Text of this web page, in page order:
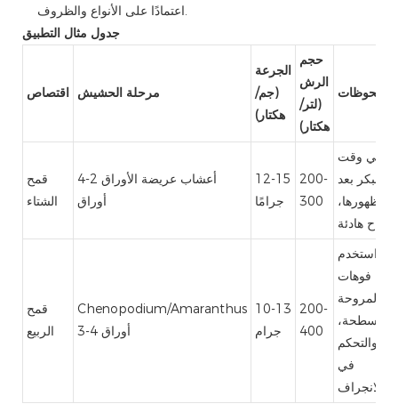
اعتمادًا على الأنواع والظروف.
جدول مثال التطبيق
اقتصاص مرحلة الحشيش
الجرعة
(جم/
هكتار)
حجم
الرش
(لتر/
هكتار)
ملحوظات
قمح
الشتاء
أعشاب عريضة الأوراق 2-4
أوراق
12-15
جرامًا
200-
300
في وقت
مبكر بعد
ظهورها،
رياح هادئة
قمح
الربيع
Chenopodium/Amaranthus
3-4 أوراق
10-13
جرام
200-
400
استخدم
فوهات
المروحة
المسطحة،
والتحكم
في
الانجراف